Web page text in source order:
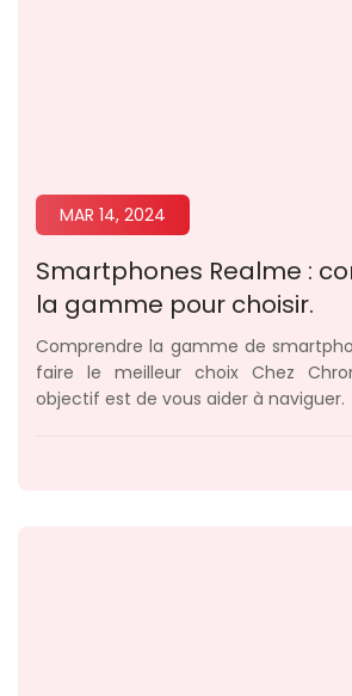
Smartphones Realme :
la gamme pour choisir.
Comprendre la gamme de
faire le meilleur choix Chez
objectif est de vous aider à naviguer.
MAR 14, 2024